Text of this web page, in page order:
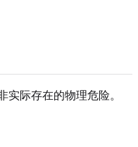
际存在的物理危险。